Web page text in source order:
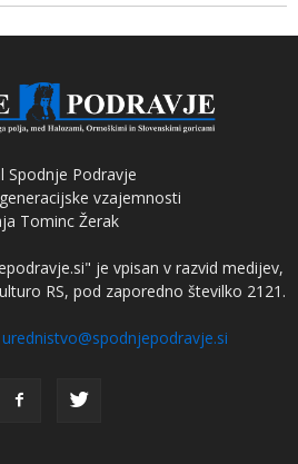
Spodnje Podravje
vzajemnosti
Tominc Žerak
je vpisan v razvid medijev,
RS, pod zaporedno številko 2121.
urednistvo@spodnjepodravje.si